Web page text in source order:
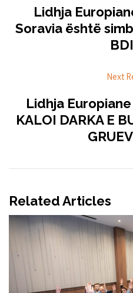
Lidhja
Soravia është
Next
Lidhja
KALOI DARKA E
Related Articles